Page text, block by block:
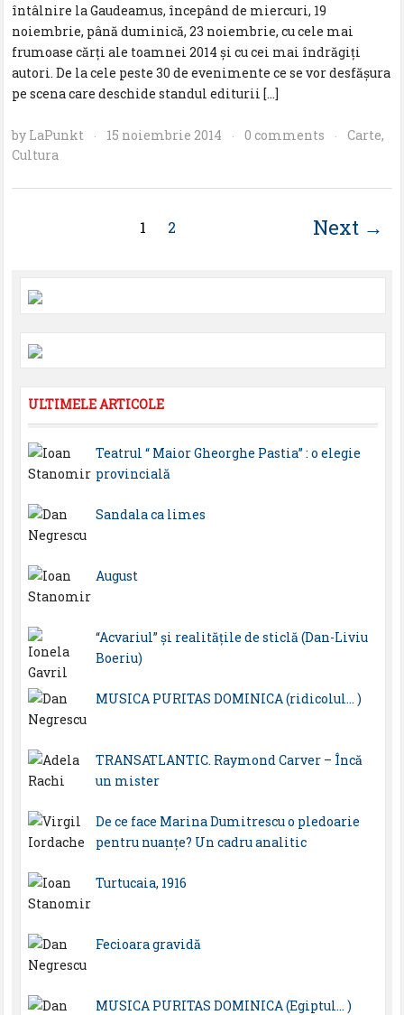
întâlnire la Gaudeamus, începând de miercuri, 19
noiembrie, până duminică, 23 noiembrie, cu cele mai
frumoase cărţi ale toamnei 2014 şi cu cei mai îndrăgiţi
autori. De la cele peste 30 de evenimente ce se vor desfăşura
pe scena care deschide standul editurii […]
by LaPunkt · 15 noiembrie 2014 · 0 comments · Carte,
Cultura
1 2 Next →
ULTIMELE ARTICOLE
Teatrul “ Maior Gheorghe Pastia” : o elegie
provincială
Sandala ca limes
August
“Acvariul” și realitățile de sticlă (Dan-Liviu
Boeriu)
MUSICA PURITAS DOMINICA (ridicolul… )
TRANSATLANTIC. Raymond Carver – Încă
un mister
De ce face Marina Dumitrescu o pledoarie
pentru nuanțe? Un cadru analitic
Turtucaia, 1916
Fecioara gravidă
MUSICA PURITAS DOMINICA (Egiptul… )